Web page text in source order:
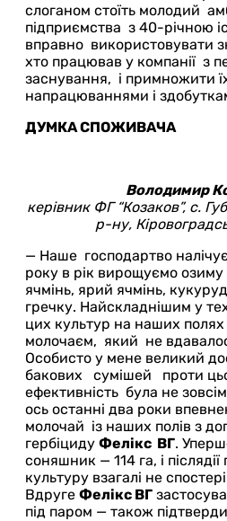
слоганом стоїть молодий
підприємства з 40-річною
вправно використовувати
хто працював у компанії з
заснування, і примножити
напрацюваннями і
ДУМКА СПОЖИВАЧА
Володимир
керівник ФГ “Козаков”, с.
р-ну,
— Наше господартво налічує
року в рік вирощуємо
ячмінь, ярий ячмінь,
гречку. Найскладнішим у
цих культур на наших полях
молочаєм, який не
Особисто у мене великий
бакових сумішей проти
ефективність була не
ось останні два роки
молочай із наших полів з
гербіциду Фелікс ВГ.
соняшник — 114 га, і
культуру взагалі не
Вдруге Фелікс ВГ
під паром — також